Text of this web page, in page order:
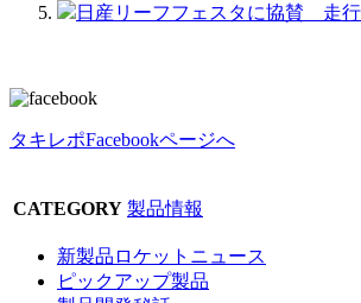
日産リーフフェスタに協賛 走
タキレポFacebookページへ
CATEGORY 製品情報
新製品ロケットニュース
ピックアップ製品